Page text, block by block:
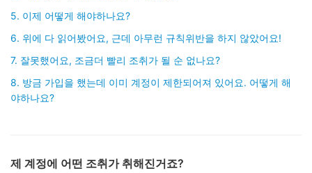
5. 이제 어떻게 해야하나요?
6. 위에 다 읽어봤어요, 근데 아무런 규칙위반을 하지 않았어요!
7. 잘못했어요, 조금더 빨리 조취가 될 순 없나요?
8. 방금 가입을 했는데 이미 계정이 제한되어져 있어요. 어떻게 해
야하나요?
제 계정에 어떤 조취가 취해진거죠?